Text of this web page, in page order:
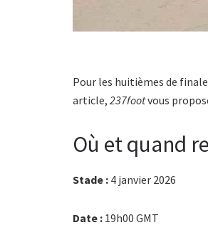
Pour les huitièmes de
article, 237footvous
Où et quand
Stade : 4 janvier 2026
Date : 19h00 GMT